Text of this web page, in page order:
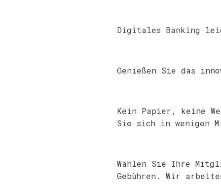
Digitales Banking
Genießen Sie das
Kein Papier, keine
Sie sich in wenigen
Wählen Sie Ihre
Gebühren. Wir